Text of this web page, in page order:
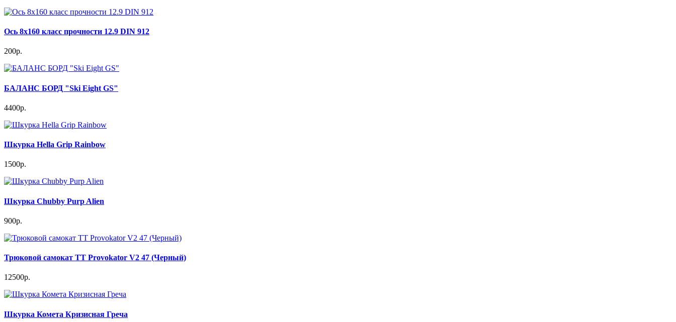
Ось 8x160 класс прочности 12.9 DIN 912
200р.
БАЛАНС БОРД "Ski Eight GS"
4400р.
Шкурка Hella Grip Rainbow
1500р.
Шкурка Chubby Purp Alien
900р.
Трюковой самокат TT Provokator V2 47 (Черный)
12500р.
Шкурка Комета Кризисная Греча